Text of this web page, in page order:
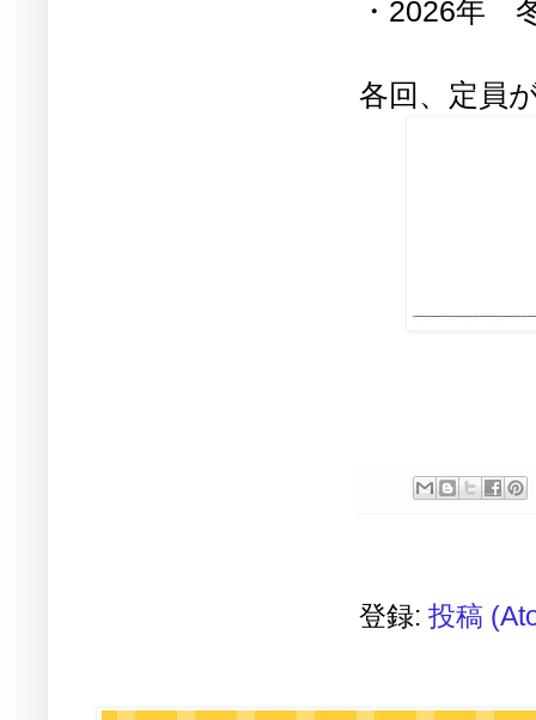
・2026年
各回、定員
登録: 投稿